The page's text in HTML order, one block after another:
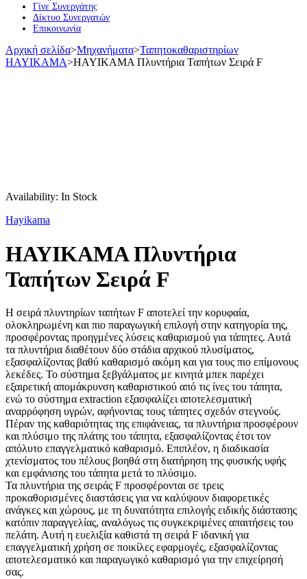
Γίνε Συνεργάτης
Δίκτυο Συνεργατών
Επικοινωνία
Αρχική σελίδα>Μηχανήματα>Ταπητοκαθαριστηρίων
HAYIKAMA>HAYIKAMA Πλυντήρια Ταπήτων Σειρά F
Availability: In Stock
Hayikama
HAYIKAMA Πλυντήρια
Ταπήτων Σειρά F
Η σειρά πλυντηρίων ταπήτων F αποτελεί την κορυφαία,
ολοκληρωμένη και πιο παραγωγική επιλογή στην κατηγορία της,
προσφέροντας προηγμένες λύσεις καθαρισμού για τάπητες. Αυτά
τα πλυντήρια διαθέτουν δύο στάδια αρχικού πλυσίματος,
εξασφαλίζοντας βαθύ καθαρισμό ακόμη και για τους πιο επίμονους
λεκέδες. Το σύστημα ξεβγάλματος με κινητά μπεκ παρέχει
εξαιρετική απομάκρυνση καθαριστικού από τις ίνες του τάπητα,
ενώ το σύστημα extraction εξασφαλίζει αποτελεσματική
αναρρόφηση υγρών, αφήνοντας τους τάπητες σχεδόν στεγνούς.
Πέραν της καθαριότητας της επιφάνειας, τα πλυντήρια προσφέρουν
και πλύσιμο της πλάτης του τάπητα, εξασφαλίζοντας έτσι τον
απόλυτο επαγγελματικό καθαρισμό. Επιπλέον, η διαδικασία
χτενίσματος του πέλους βοηθά στη διατήρηση της φυσικής υφής
και εμφάνισης του τάπητα μετά το πλύσιμο.
Τα πλυντήρια της σειράς F προσφέρονται σε τρεις
προκαθορισμένες διαστάσεις για να καλύψουν διαφορετικές
ανάγκες και χώρους, με τη δυνατότητα επιλογής ειδικής διάστασης
κατόπιν παραγγελίας, αναλόγως τις συγκεκριμένες απαιτήσεις του
πελάτη. Αυτή η ευελιξία καθιστά τη σειρά F ιδανική για
επαγγελματική χρήση σε ποικίλες εφαρμογές, εξασφαλίζοντας
αποτελεσματικό και παραγωγικό καθαρισμό για την επιχείρησή
σας.